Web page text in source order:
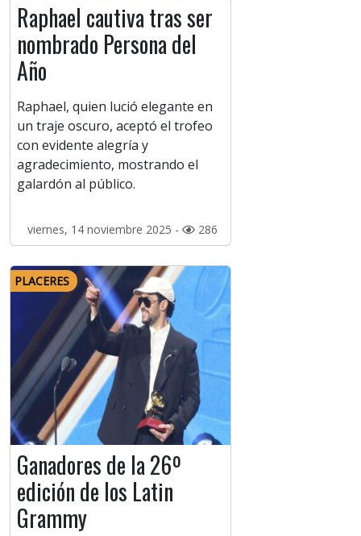
Raphael cautiva tras ser
nombrado Persona del
Año
Raphael, quien lució elegante en
un traje oscuro, aceptó el trofeo
con evidente alegría y
agradecimiento, mostrando el
galardón al público.
viernes, 14 noviembre 2025 - 286
PLACERES
Ganadores de la 26º
edición de los Latin
Grammy